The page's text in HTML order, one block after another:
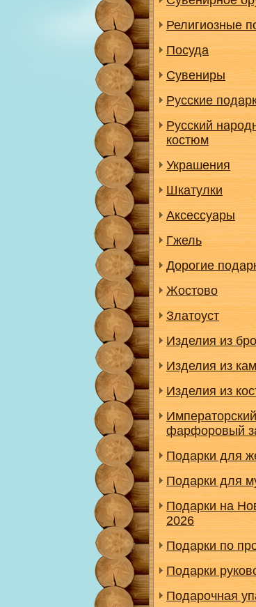
Религиозные
Посуда
Сувениры
Русские
Русский
костюм
Украшения
Шкатулки
Аксессуары
Гжель
Дорогие
Жостово
Златоуст
Изделия из
Изделия из
Изделия из
Императорский
фарфоровый
Подарки для
Подарки для
Подарки на
2026
Подарки по
Подарки
Подарочная